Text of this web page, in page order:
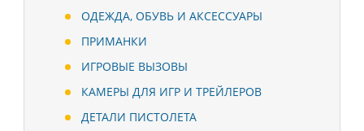
ОДЕЖДА, ОБУВЬ И АКСЕССУАРЫ
ПРИМАНКИ
ИГРОВЫЕ ВЫЗОВЫ
КАМЕРЫ ДЛЯ ИГР И ТРЕЙЛЕРОВ
ДЕТАЛИ ПИСТОЛЕТА